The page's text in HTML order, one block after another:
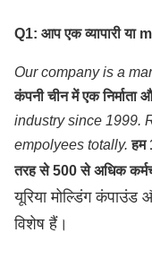
Q1: आप एक व्यापारी या
Our company is a
कंपनी चीन में एक निर्माता
industry since 1999.
empolyees totally. हम
तरह से 500 से अधिक
यूरिया मोल्डिंग कंपाउंड
विशेष हैं।